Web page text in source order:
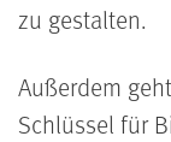
zu gestalten.
Außerdem
Schlüssel für